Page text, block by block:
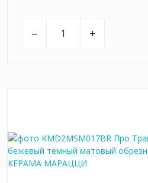
– +